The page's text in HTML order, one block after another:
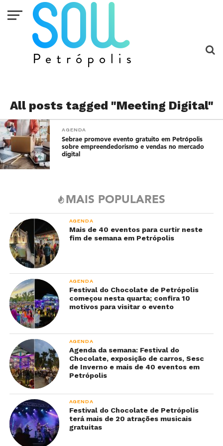
All posts tagged "Meeting Digital"
AGENDA
Sebrae promove evento gratuito em Petrópolis
sobre empreendedorismo e vendas no mercado
digital
MAIS POPULARES
AGENDA
Mais de 40 eventos para curtir neste
fim de semana em Petrópolis
AGENDA
Festival do Chocolate de Petrópolis
começou nesta quarta; confira 10
motivos para visitar o evento
AGENDA
Agenda da semana: Festival do
Chocolate, exposição de carros, Sesc
de Inverno e mais de 40 eventos em
Petrópolis
AGENDA
Festival do Chocolate de Petrópolis
terá mais de 20 atrações musicais
gratuitas